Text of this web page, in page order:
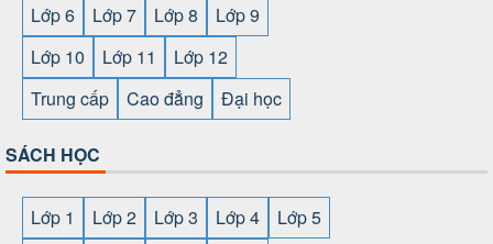
Lớp 6
Lớp 7 Lớp 8
Lớp 9
Lớp 10
Lớp 11
Lớp 12
Trung cấp
Cao đẳng Đại học
SÁCH HỌC
Lớp 1 Lớp 2 Lớp 3 Lớp 4
Lớp 5